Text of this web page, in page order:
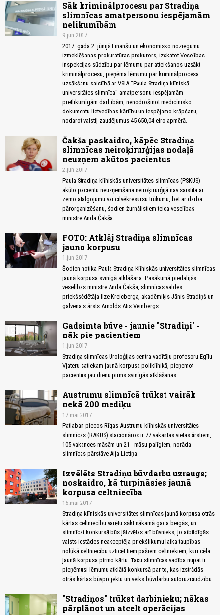
Sāk kriminālprocesu par Stradiņa
slimnīcas amatpersonu iespējamām
nelikumībām
9.jun 2017
2017. gada 2. jūnijā Finanšu un ekonomisko noziegumu
izmeklēšanas prokuratūras prokurors, izskatot Veselības
inspekcijas sūdzību par lēmumu par atteikšanos uzsākt
kriminālprocesu, pieņēma lēmumu par kriminālprocesa
uzsākšanu saistībā ar VSIA "Paula Stradiņa klīniskā
universitātes slimnīca" amatpersonu iespējamām
pretlikumīgām darbībām, nenodrošinot medicīnisko
dokumentu lietvedības kārtību un iespējamo krāpšanu,
nodarot valstij zaudējumus 45 650,04 eiro apmērā.
Čakša paskaidro, kāpēc Stradiņa
slimnīcas neiroķirurģijas nodaļā
neuzņem akūtos pacientus
2.jun 2017
Paula Stradiņa klīniskās universitātes slimnīcas (PSKUS)
akūto pacientu neuzņemšana neiroķirurģijā nav saistīta ar
zemo atalgojumu vai cilvēkresursu trūkumu, bet ar darba
pārorganizēšanu, šodien žurnālistiem teica veselības
ministre Anda Čakša.
FOTO: Atklāj Stradiņa slimnīcas
jauno korpusu
1.jun 2017
Šodien notika Paula Stradiņa Klīniskās universitātes slimnīcas
jaunā korpusa svinīgā atklāšana. Pasākumā piedalījās
veselības ministre Anda Čakša, slimnīcas valdes
priekšsēdētāja Ilze Kreicberga, akadēmiķis Jānis Stradiņš un
galvenais ārsts Arnolds Atis Veinbergs.
photo_camera
Gadsimta būve - jaunie "Stradiņi" -
nāk pie pacientiem
1.jun 2017
Stradiņa slimnīcas Uroloģijas centra vadītāju profesoru Egīlu
Vjateru satiekam jaunā korpusa poliklīnikā, pieņemot
pacientus jau dienu pirms svinīgās atklāšanas.
Austrumu slimnīcā trūkst vairāk
nekā 200 mediķu
17.mai 2017
Patlaban piecos Rīgas Austrumu klīniskās universitātes
slimnīcas (RAKUS) stacionāros ir 77 vakantas vietas ārstiem,
105 vakances māsām un 21 - māsu palīgiem, norāda
slimnīcas pārstāve Aija Lietiņa.
Izvēlēts Stradiņu būvdarbu uzraugs;
noskaidro, kā turpināsies jaunā
korpusa celtniecība
15.mai 2017
Stradiņa klīniskās universitātes slimnīcas jaunā korpusa otrās
kārtas celtniecību varētu sākt nākamā gada beigās, un
slimnīcai konkursā būs jāizvēlas arī būvnieks, jo atbildīgās
valsts iestādes neakceptēja priekšlikumu laika taupības
nolūkā celtniecību uzticēt tiem pašiem celtniekiem, kuri cēla
jaunā korpusa pirmo kārtu. Taču slimnīcas vadība nupat ir
pieņēmusi lēmumu atklātā konkursā par to, kas izstrādās
otrās kārtas būvprojektu un veiks būvdarbu autoruzraudzību.
"Stradiņos" trūkst darbinieku; nākas
pārplānot un atcelt operācijas